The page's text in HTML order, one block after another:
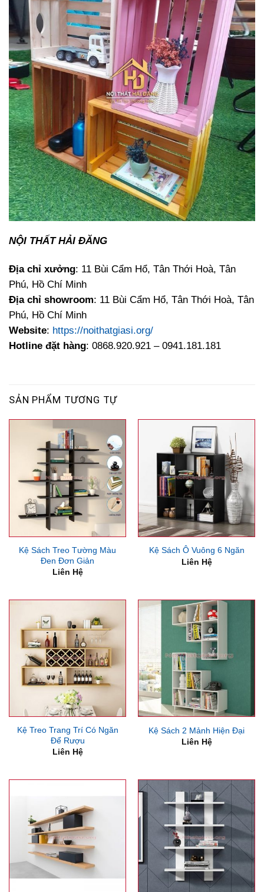
NỘI THẤT HẢI ĐĂNG
Địa chỉ xưởng: 11 Bùi Cẩm Hổ, Tân Thới Hoà, Tân
Phú, Hồ Chí Minh
Địa chỉ showroom: 11 Bùi Cẩm Hổ, Tân Thới Hoà, Tân
Phú, Hồ Chí Minh
Website: https://noithatgiasi.org/
Hotline đặt hàng: 0868.920.921 – 0941.181.181
SẢN PHẨM TƯƠNG TỰ
Kệ Sách Treo Tường Màu
Đen Đơn Giản
Liên Hệ
Kệ Sách Ô Vuông 6 Ngăn
Liên Hệ
Kệ Treo Trang Trí Có Ngăn
Để Rượu
Liên Hệ
Kệ Sách 2 Mảnh Hiện Đại
Liên Hệ